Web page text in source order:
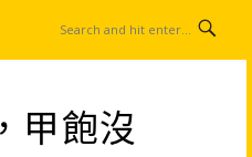
甲飽沒